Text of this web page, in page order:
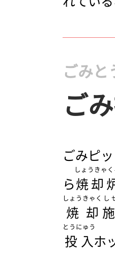
ごみ
ご
ごみピ
ら焼却
しょうきゃく
焼却
しょうきゃく し
投入
とうにゅう
ホ